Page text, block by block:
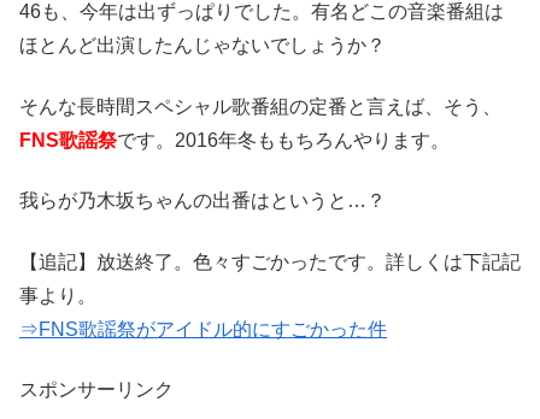
46も、今年は出ずっぱりでした。有名どこの音楽番組は
ほとんど出演したんじゃないでしょうか？
そんな長時間スペシャル歌番組の定番と言えば、そう、
FNS歌謡祭です。2016年冬ももちろんやります。
我らが乃木坂ちゃんの出番はというと…？
【追記】放送終了。色々すごかったです。詳しくは下記記
事より。
⇒FNS歌謡祭がアイドル的にすごかった件
スポンサーリンク